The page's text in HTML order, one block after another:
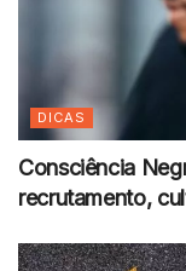
DICAS
Consciência
recrutamento,